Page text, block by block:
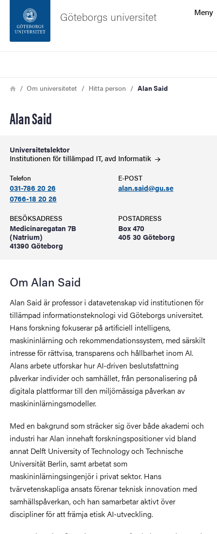
Sidfoten
Meny
Göteborgs universitet
Länkstig
HemOm universitetet Hitta person Alan Said
Alan Said
Universitetslektor
Institutionen för tillämpad IT, avd Informatik
Telefon
031-786 20 26
0766-18 20 26
E-POST
alan.said@gu.se
BESÖKSADRESS
Medicinaregatan 7B
(Natrium)
41390 Göteborg
POSTADRESS
Box 470
405 30 Göteborg
Om Alan Said
Alan Said är professor i datavetenskap vid institutionen för
tillämpad informationsteknologi vid Göteborgs universitet.
Hans forskning fokuserar på artificiell intelligens,
maskininlärning och rekommendationssystem, med särskilt
intresse för rättvisa, transparens och hållbarhet inom AI.
Alans arbete utforskar hur AI-driven beslutsfattning
påverkar individer och samhället, från personalisering på
digitala plattformar till den miljömässiga påverkan av
maskininlärningsmodeller.
Med en bakgrund som sträcker sig över både akademi och
industri har Alan innehaft forskningspositioner vid bland
annat Delft University of Technology och Technische
Universität Berlin, samt arbetat som
maskininlärningsingenjör i privat sektor. Hans
tvärvetenskapliga ansats förenar teknisk innovation med
samhällspåverkan, och han samarbetar aktivt över
discipliner för att främja etisk AI-utveckling.